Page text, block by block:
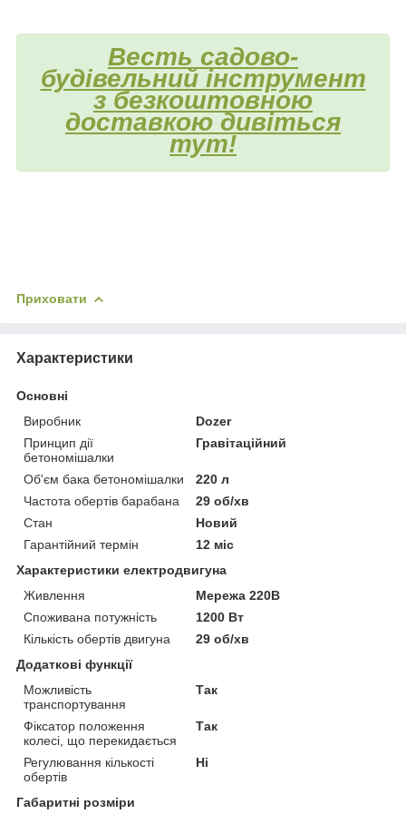
Весть садово-
будівельний інструмент
з безкоштовною
доставкою дивіться
тут!
Приховати
Характеристики
Основні
Виробник
Dozer
Принцип дії
бетономішалки
Гравітаційний
Об'єм бака бетономішалки
220 л
Частота обертів барабана
29 об/хв
Стан
Новий
Гарантійний термін
12 міс
Характеристики електродвигуна
Живлення
Мережа 220В
Споживана потужність
1200 Вт
Кількість обертів двигуна
29 об/хв
Додаткові функції
Можливість
транспортування
Так
Фіксатор положення
колесі, що перекидається
Так
Регулювання кількості
обертів
Ні
Габаритні розміри